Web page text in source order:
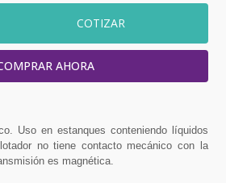
COTIZAR
AHORA
Uso en estanques conteniendo líquidos
no tiene contacto mecánico con la
es magnética.